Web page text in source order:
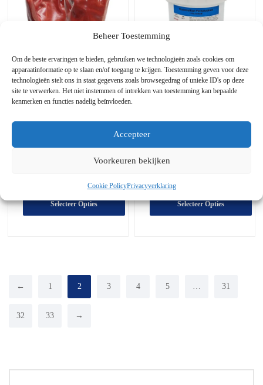
Beheer Toestemming
Om de beste ervaringen te bieden, gebruiken we technologieën zoals cookies om
apparaatinformatie op te slaan en/of toegang te krijgen. Toestemming geven voor deze
technologieën stelt ons in staat gegevens zoals browsegedrag of unieke ID's op deze
site te verwerken. Het niet instemmen of intrekken van toestemming kan bepaalde
kenmerken en functies nadelig beïnvloeden.
Accepteer
Voorkeuren bekijken
Cookie PolicyPrivacyverklaring
opties
kunnen
de
productpagina
gekozen
de
productpagina
Rode PVC
Handschoenen:
Oliebestendige en
werkhandschoenen in
verschillende lengtes
tot
€3,32
Selecteer Opties
De
worden
productpagina
Kopersulfaat
prijs
was:
€10,95.
€9,95
huidige
prijs
is:
Selecteer Opties
productpagina
← 1 2 3 4 5 … 31
32 33 →